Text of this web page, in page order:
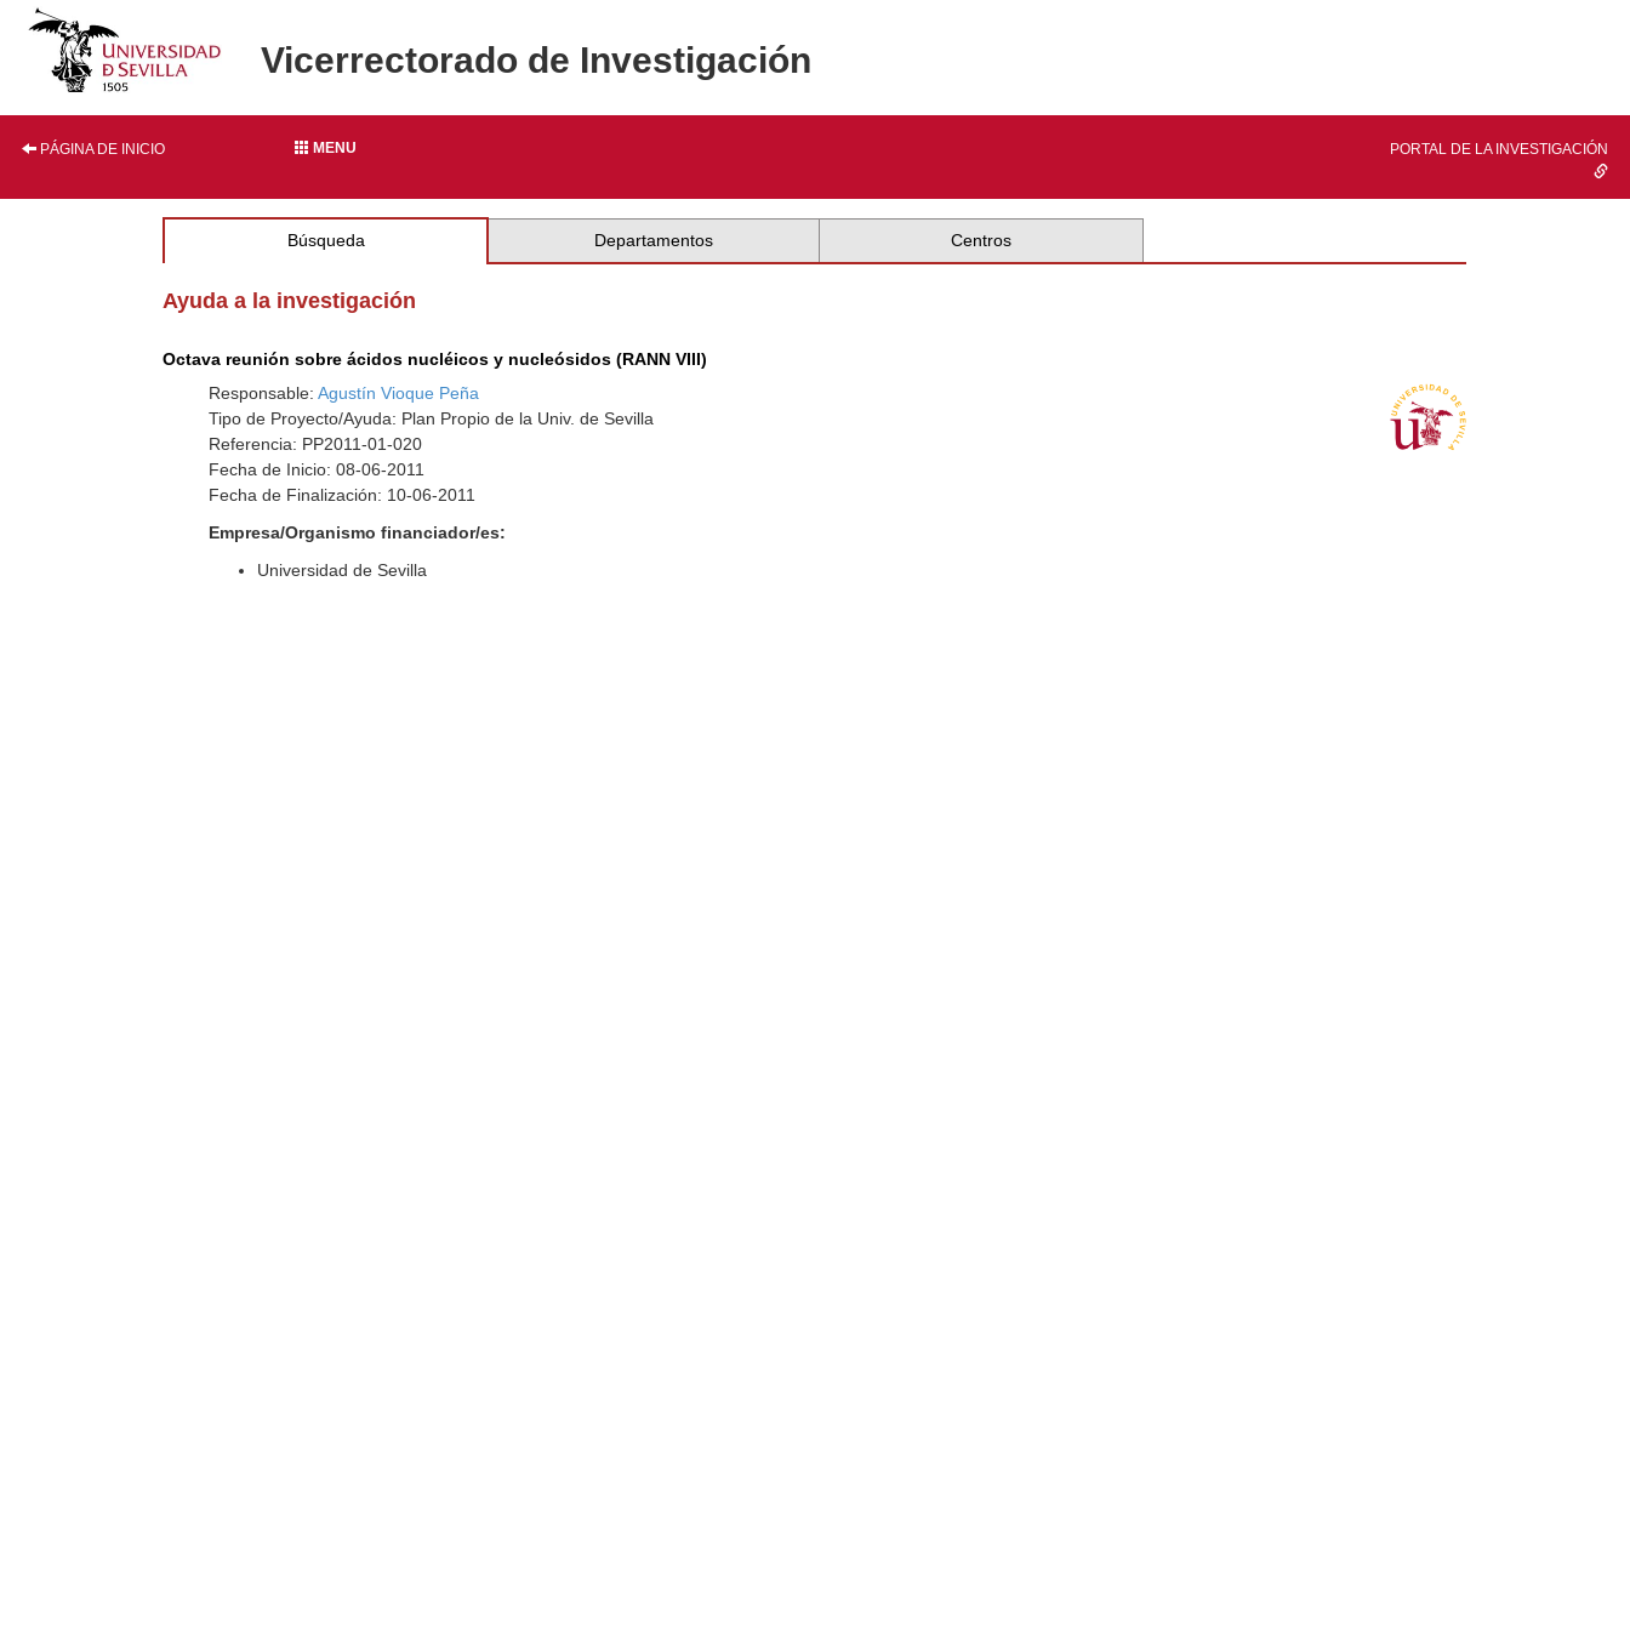
Vicerrectorado de Investigación
PÁGINA DE INICIO MENU PORTAL DE LA INVESTIGACIÓN
Búsqueda Departamentos Centros
Ayuda a la investigación
Octava reunión sobre ácidos nucléicos y nucleósidos (RANN VIII)
Responsable:Agustín Vioque Peña
Tipo de Proyecto/Ayuda: Plan Propio de la Univ. de Sevilla
Referencia: PP2011-01-020
Fecha de Inicio: 08-06-2011
Fecha de Finalización: 10-06-2011
Empresa/Organismo financiador/es:
Universidad de Sevilla